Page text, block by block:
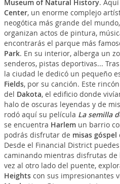
Museum of Natural History.
Center, un enorme complejo
neogótica más grande del mundo,
organizan actos de pintura,
encontrarás el parque más
Park. En su interior, alberga un
senderos, pistas deportivas...
la ciudad le dedicó un pequeño
Fields, por su canción. Este
del Dakota, el edificio donde
halo de oscuras leyendas y de
rodó aquí su película La semilla
se encuentra Harlemun barrio
podrás disfrutar de misas góspel
Desde el Financial District
caminando mientras disfrutas de
vez al otro lado del puente,
Heightscon sus impresionantes